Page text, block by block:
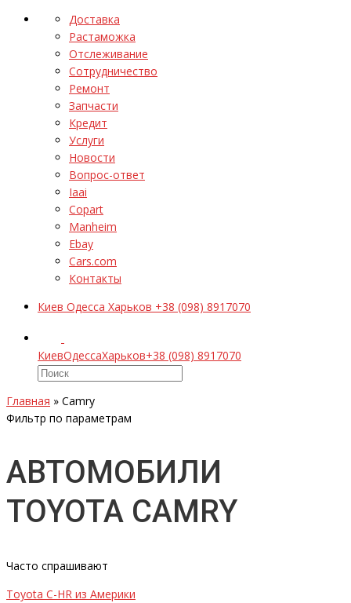
Доставка
Растаможка
Отслеживание
Сотрудничество
Ремонт
Запчасти
Кредит
Услуги
Новости
Вопрос-ответ
Iaai
Copart
Manheim
Ebay
Cars.com
Контакты
Киев Одесса Харьков +38 (098) 8917070
КиевОдессаХарьков+38 (098) 8917070
Главная » Camry
Фильтр по параметрам
АВТОМОБИЛИ
TOYOTA CAMRY
Часто спрашивают
Toyota C-HR из Америки